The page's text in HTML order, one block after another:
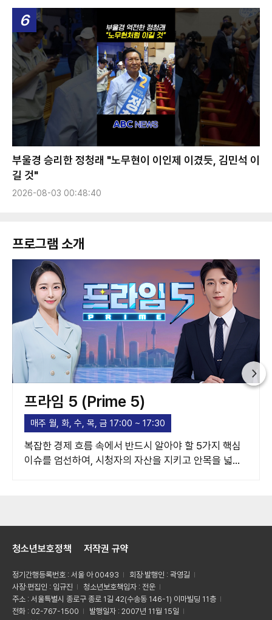
6
부울경 승리한 정청래 "노무현이 이인제 이겼듯, 김민석 이
길 것"
2026-08-03 00:48:40
프로그램 소개
프라임 5 (Prime 5)
매주 월, 화, 수, 목, 금 17:00 ~ 17:30
복잡한 경제 흐름 속에서 반드시 알아야 할 5가지 핵심
이슈를 엄선하여, 시청자의 자산을 지키고 안목을 넓혀
청소년보호정책 저작권 규약
정기간행등록번호 : 서울 아 00493
회장·발행인 : 곽영길
사장·편집인 : 임규진
청소년보호책임자 : 전운
주소 : 서울특별시 종로구 종로 1길 42(수송동 146-1) 이마빌딩 11층
전화 : 02-767-1500
발행일자 : 2007년 11월 15일